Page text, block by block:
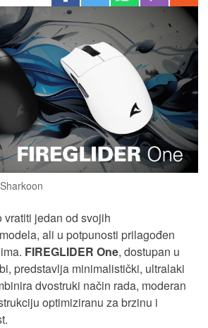
Sharkoon
jedan od svojih
ali u potpunosti prilagođen
FIREGLIDER One, dostupan u
predstavlja minimalistički, ultralaki
dvostruki način rada, moderan
optimiziranu za brzinu i